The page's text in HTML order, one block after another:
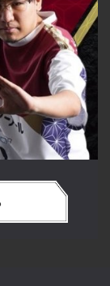
久保のプロ格